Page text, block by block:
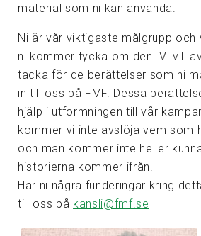
material som ni kan använda.
Ni är vår viktigaste målgrupp och
ni kommer tycka om den. Vi vill
tacka för de berättelser som ni
in till oss på FMF. Dessa
hjälp i utformningen till vår
kommer vi inte avslöja vem som
och man kommer inte heller
historierna kommer ifrån.
Har ni några funderingar kring
till oss på kansli@fmf.se